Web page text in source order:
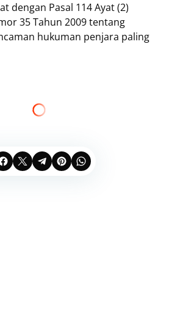
dengan Pasal 114 Ayat (2)
35 Tahun 2009 tentang
hukuman penjara paling